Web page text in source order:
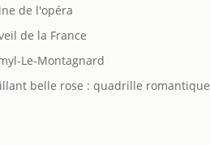
de l'opéra
de la France
Le-Montagnard
belle rose : quadrille romantique